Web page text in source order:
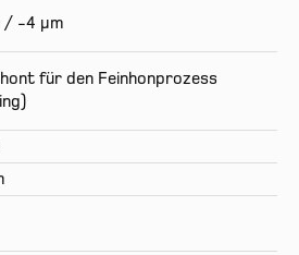
/ -4 µm
für den Feinhonprozess